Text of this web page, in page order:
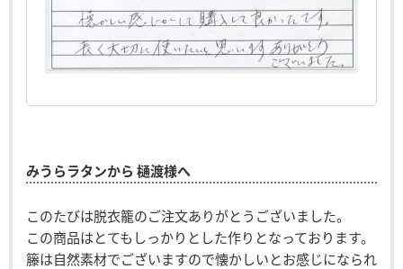
みうらラタンから 樋渡様へ
このたびは脱衣籠のご注文ありがとうございました。
この商品はとてもしっかりとした作りとなっております。
籐は自然素材でございますので懐かしいとお感じになられ